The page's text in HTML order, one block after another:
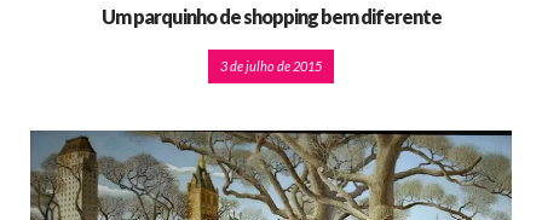
Um parquinho de shopping bem diferente
3 de julho de 2015